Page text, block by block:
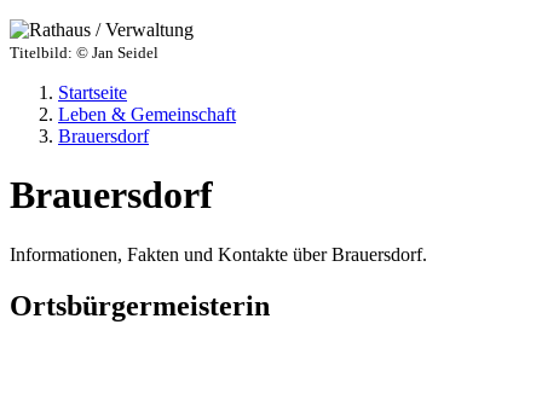
Titelbild: © Jan Seidel
Startseite
Leben & Gemeinschaft
Brauersdorf
Brauersdorf
Informationen, Fakten und Kontakte über Brauersdorf.
Ortsbürgermeisterin